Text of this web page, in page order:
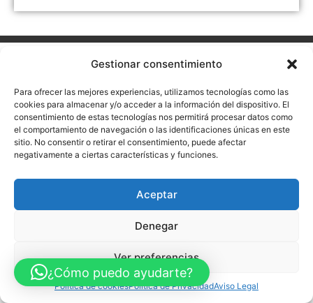
Gestionar consentimiento
Para ofrecer las mejores experiencias, utilizamos tecnologías como las
cookies para almacenar y/o acceder a la información del dispositivo. El
consentimiento de estas tecnologías nos permitirá procesar datos como
el comportamiento de navegación o las identificaciones únicas en este
sitio. No consentir o retirar el consentimiento, puede afectar
negativamente a ciertas características y funciones.
Aceptar
Denegar
Ver preferencias
Política de cookiesPolítica de PrivacidadAviso Legal
Política de Privacidad
Política de Cookies
FINANCIADO POR LA UNIÓN EUROPEA CON EL PROGRAMA KIT
DIGITAL POR LOS FONDOS NEXT GENERATION (EU) DEL
MECANISMO DE RECUPERACIÓN Y RESILENCIA
© Guia Telefónica de Empresas – Todos los derechos reservados.
¿Cómo puedo ayudarte?